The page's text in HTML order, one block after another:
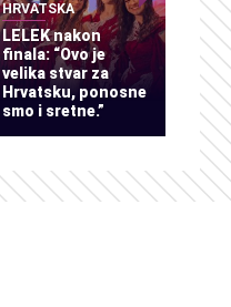
HRVATSKA
LELEK nakon
finala: “Ovo je
velika stvar za
Hrvatsku, ponosne
smo i sretne.”